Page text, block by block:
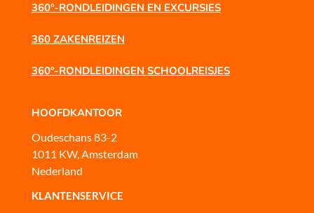
360°-RONDLEIDINGEN EN EXCURSIES
360 ZAKENREIZEN
360°-RONDLEIDINGEN SCHOOLREISJES
HOOFDKANTOOR
Oudeschans 83-2
1011 KW, Amsterdam
Nederland
KLANTENSERVICE